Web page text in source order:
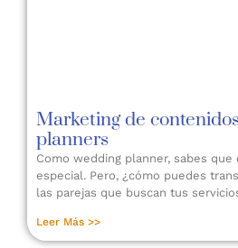
Marketing de
planners
Como wedding planner, sabes que
especial. Pero, ¿cómo puedes
las parejas que buscan tus
Leer Más >>